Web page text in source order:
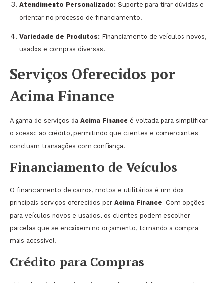
Atendimento Personalizado: Suporte para tirar dúvidas e
orientar no processo de financiamento.
Variedade de Produtos: Financiamento de veículos novos,
usados e compras diversas.
Serviços Oferecidos por
Acima Finance
A gama de serviços da Acima Finance é voltada para simplificar
o acesso ao crédito, permitindo que clientes e comerciantes
concluam transações com confiança.
Financiamento de Veículos
O financiamento de carros, motos e utilitários é um dos
principais serviços oferecidos por Acima Finance. Com opções
para veículos novos e usados, os clientes podem escolher
parcelas que se encaixem no orçamento, tornando a compra
mais acessível.
Crédito para Compras